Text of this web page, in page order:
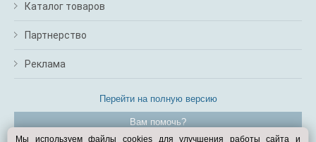
Каталог товаров
Партнерство
Реклама
Перейти на полную версию
Вам помочь?
Мы используем файлы cookies для улучшения работы сайта и